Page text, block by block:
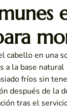
cabello en una
a la base natural
fríos sin
después de la
tras el